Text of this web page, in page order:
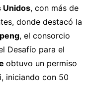
Unidos, con más de
donde destacó la
, el consorcio
Desafío para el
obtuvo un permiso
iniciando con 50